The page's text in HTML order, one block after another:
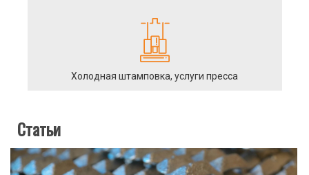
Холодная штамповка, услуги пресса
Статьи